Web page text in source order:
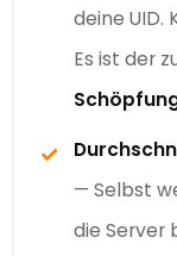
deine UID.
Es ist der
✓
— Selbst
die Server